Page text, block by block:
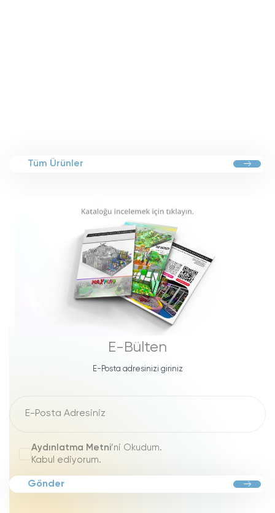
Tüm Ürünler
E-Bülten
E-Posta adresinizi giriniz
Aydınlatma Metni’ni Okudum.
Kabul ediyorum.
Gönder